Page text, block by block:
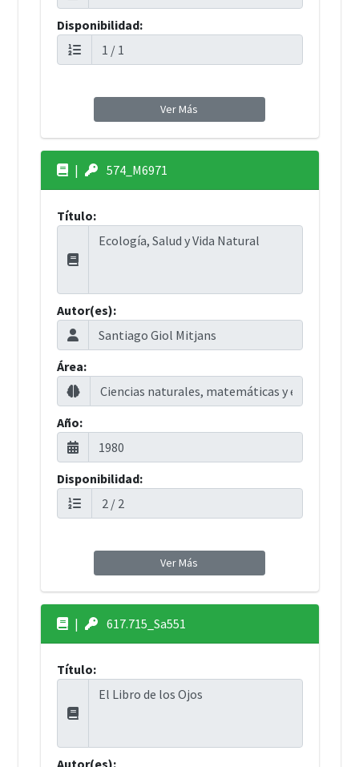
Disponibilidad:
Ver Más
| 574_M6971
Título:
Autor(es):
Área:
Año:
Disponibilidad:
Ver Más
| 617.715_Sa551
Título:
Autor(es):